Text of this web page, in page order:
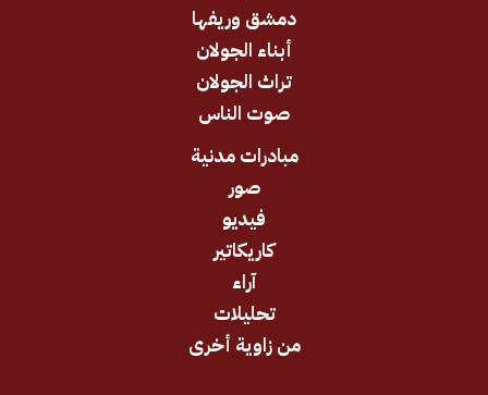
دمشق وريفها
أبناء الجولان
تراث الجولان
صوت الناس
مبادرات مدنية
من زاوية أخرى